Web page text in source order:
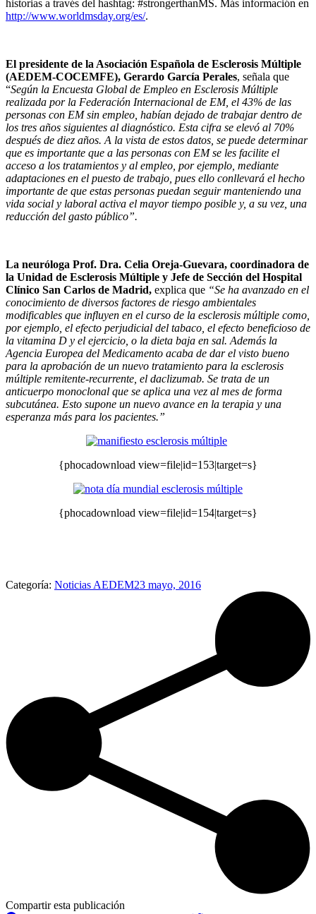
historias a través del hashtag: #strongerthanMS. Más información en
http://www.worldmsday.org/es/.
El presidente de la Asociación Española de Esclerosis Múltiple
(AEDEM-COCEMFE), Gerardo García Perales, señala que
“Según la Encuesta Global de Empleo en Esclerosis Múltiple
realizada por la Federación Internacional de EM, el 43% de las
personas con EM sin empleo, habían dejado de trabajar dentro de
los tres años siguientes al diagnóstico. Esta cifra se elevó al 70%
después de diez años. A la vista de estos datos, se puede determinar
que es importante que a las personas con EM se les facilite el
acceso a los tratamientos y al empleo, por ejemplo, mediante
adaptaciones en el puesto de trabajo, pues ello conllevará el hecho
importante de que estas personas puedan seguir manteniendo una
vida social y laboral activa el mayor tiempo posible y, a su vez, una
reducción del gasto público”.
La neuróloga Prof. Dra. Celia Oreja-Guevara, coordinadora de
la Unidad de Esclerosis Múltiple y Jefe de Sección del Hospital
Clínico San Carlos de Madrid, explica que “Se ha avanzado en el
conocimiento de diversos factores de riesgo ambientales
modificables que influyen en el curso de la esclerosis múltiple como,
por ejemplo, el efecto perjudicial del tabaco, el efecto beneficioso de
la vitamina D y el ejercicio, o la dieta baja en sal. Además la
Agencia Europea del Medicamento acaba de dar el visto bueno
para la aprobación de un nuevo tratamiento para la esclerosis
múltiple remitente-recurrente, el daclizumab. Se trata de un
anticuerpo monoclonal que se aplica una vez al mes de forma
subcutánea. Esto supone un nuevo avance en la terapia y una
esperanza más para los pacientes.”
{phocadownload view=file|id=153|target=s}
{phocadownload view=file|id=154|target=s}
Categoría: Noticias AEDEM23 mayo, 2016
Compartir esta publicación